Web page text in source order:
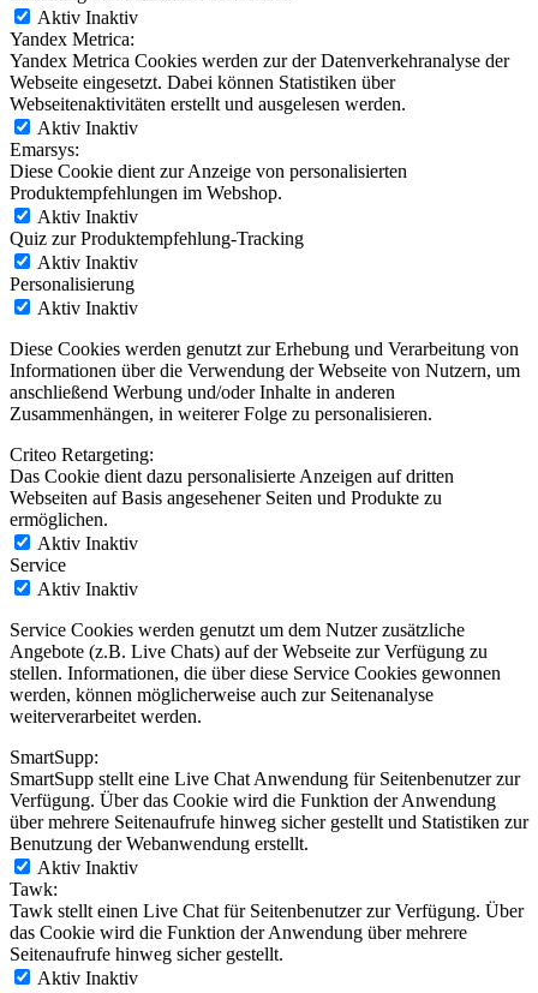
Aktiv Inaktiv
Yandex Metrica:
Yandex Metrica Cookies werden zur der Datenverkehranalyse der
Webseite eingesetzt. Dabei können Statistiken über
Webseitenaktivitäten erstellt und ausgelesen werden.
Aktiv Inaktiv
Emarsys:
Diese Cookie dient zur Anzeige von personalisierten
Produktempfehlungen im Webshop.
Aktiv Inaktiv
Quiz zur Produktempfehlung-Tracking
Aktiv Inaktiv
Personalisierung
Aktiv Inaktiv
Diese Cookies werden genutzt zur Erhebung und Verarbeitung von
Informationen über die Verwendung der Webseite von Nutzern, um
anschließend Werbung und/oder Inhalte in anderen
Zusammenhängen, in weiterer Folge zu personalisieren.
Criteo Retargeting:
Das Cookie dient dazu personalisierte Anzeigen auf dritten
Webseiten auf Basis angesehener Seiten und Produkte zu
ermöglichen.
Aktiv Inaktiv
Service
Aktiv Inaktiv
Service Cookies werden genutzt um dem Nutzer zusätzliche
Angebote (z.B. Live Chats) auf der Webseite zur Verfügung zu
stellen. Informationen, die über diese Service Cookies gewonnen
werden, können möglicherweise auch zur Seitenanalyse
weiterverarbeitet werden.
SmartSupp:
SmartSupp stellt eine Live Chat Anwendung für Seitenbenutzer zur
Verfügung. Über das Cookie wird die Funktion der Anwendung
über mehrere Seitenaufrufe hinweg sicher gestellt und Statistiken zur
Benutzung der Webanwendung erstellt.
Aktiv Inaktiv
Tawk:
Tawk stellt einen Live Chat für Seitenbenutzer zur Verfügung. Über
das Cookie wird die Funktion der Anwendung über mehrere
Seitenaufrufe hinweg sicher gestellt.
Aktiv Inaktiv